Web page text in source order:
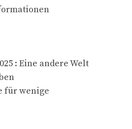
: Eine andere Welt
für wenige